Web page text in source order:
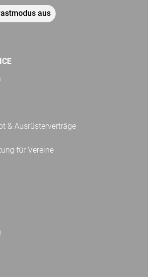
aus
& Ausrüsterverträge
für Vereine